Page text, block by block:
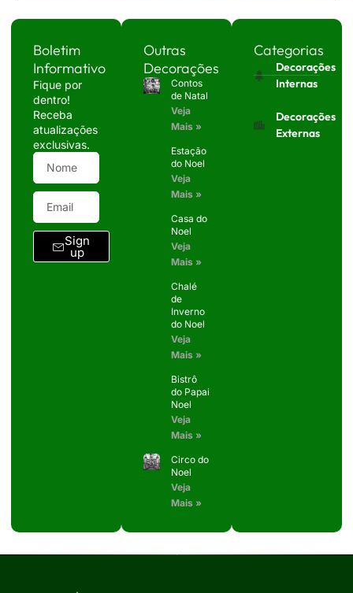
Boletim
Informativo
Fique por
dentro!
Receba
atualizações
exclusivas.
Sign
up
Outras
Decorações
Contos
de Natal
Veja
Mais »
Estação
do Noel
Veja
Mais »
Casa do
Noel
Veja
Mais »
Chalé
de
Inverno
do Noel
Veja
Mais »
Bistrô
do Papai
Noel
Veja
Mais »
Circo do
Noel
Veja
Mais »
Categorias
Decorações
Internas
Decorações
Externas